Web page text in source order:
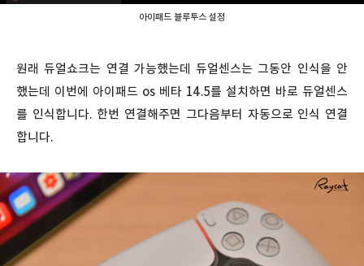
아이패드 블루투스 설정
원래 듀얼쇼크는 연결 가능했는데 듀얼센스는 그동안 인식을 안
했는데 이번에 아이패드 os 베타 14.5를 설치하면 바로 듀얼센스
를 인식합니다. 한번 연결해주면 그다음부터 자동으로 인식 연결
합니다.